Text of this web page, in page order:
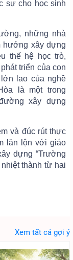
sự cho học sinh
những nhà
hướng xây dựng
thế hệ học trò,
triển của con
lao của nghề
là một trong
xây dựng
và đúc rút thực
lăn lộn với giáo
dựng “Trường
thành từ hai
Xem tất cả gợi ý